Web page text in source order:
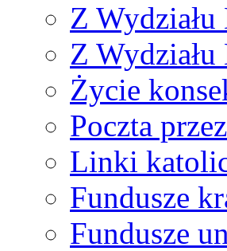
Z Wydziału
Z Wydziału
Życie
Poczta
Linki
Fundusze
Fundusze